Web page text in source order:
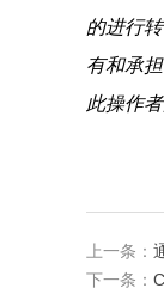
的进行
有和承
此操作
上一条：
下一条：